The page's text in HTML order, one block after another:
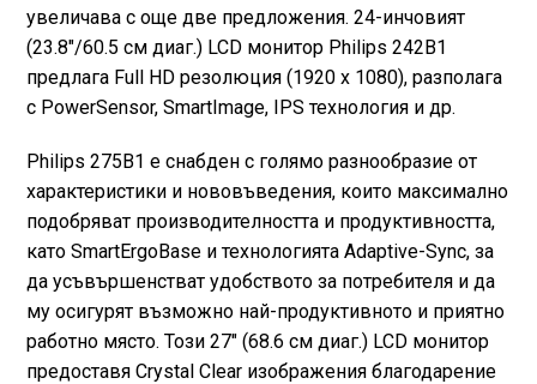
увеличава с още две предложения. 24-инчовият
(23.8"/60.5 см диаг.) LCD монитор Philips 242B1
предлага Full HD резолюция (1920 x 1080), разполага
с PowerSensor, SmartImage, IPS технология и др.
Philips 275B1 е снабден с голямо разнообразие от
характеристики и нововъведения, които максимално
подобряват производителността и продуктивността,
като SmartErgoBase и технологията Adaptive-Sync, за
да усъвършенстват удобството за потребителя и да
му осигурят възможно най-продуктивното и приятно
работно място. Този 27" (68.6 см диаг.) LCD монитор
предоставя Crystal Clear изображения благодарение